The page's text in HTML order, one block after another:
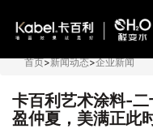
首页>新闻动态>企业新闻
卡百利艺术涂料-
盈仲夏，美满正此